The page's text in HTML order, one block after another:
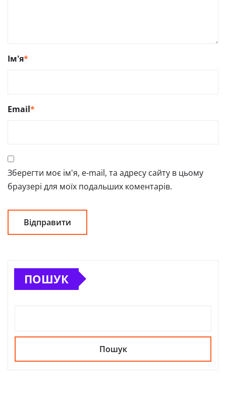
Ім'я*
Email*
Зберегти моє ім'я, e-mail, та адресу сайту в цьому
браузері для моїх подальших коментарів.
ПОШУК
Пошук